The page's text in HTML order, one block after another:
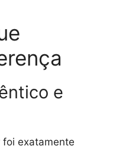
e
exatamente